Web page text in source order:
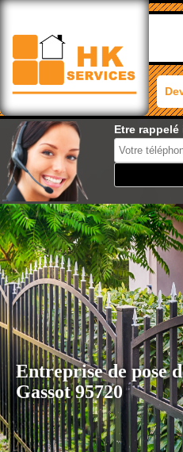
Etre
Entreprise de pose
Gassot 95720